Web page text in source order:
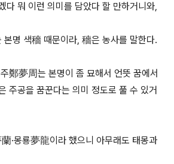
다 뭐 이런 의미를 담았다 할 만하거니와,
본명 색穡 때문이라, 穡은 농사를 말한다.
鄭夢周는 본명이 좀 묘해서 언뜻 꿈에서
주공을 꿈꾼다는 의미 정도로 풀 수 있거
·몽룡夢龍이라 했으니 아무래도 태몽과